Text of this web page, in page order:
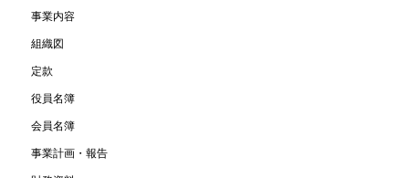
事業内容
組織図
定款
役員名簿
会員名簿
事業計画・報告